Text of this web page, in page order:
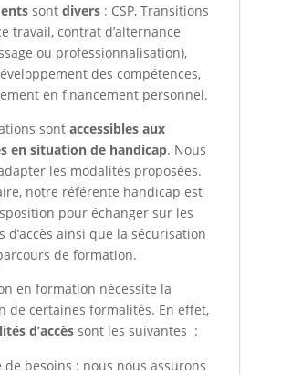
sont divers: CSP, Transitions
travail, contrat d’alternance
ou professionnalisation),
des compétences,
en financement personnel.
sont accessibles aux
en situation de handicap. Nous
les modalités proposées.
notre référente handicap est
pour échanger sur les
d’accès ainsi que la sécurisation
de formation.
en formation nécessite la
de certaines formalités. En effet,
d’accèssont les suivantes :
de besoins : nous nous assurons